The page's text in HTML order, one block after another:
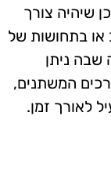
שיהיה צורך
או בתחושות של
שבה ניתן
המשתנים,
לאורך זמן.